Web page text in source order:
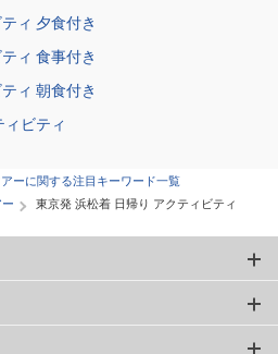
ィ 夕食付き
ィ 食事付き
ィ 朝食付き
ビティ
ーに関する注目キーワード一覧
東京発 浜松着 日帰り アクティビティ